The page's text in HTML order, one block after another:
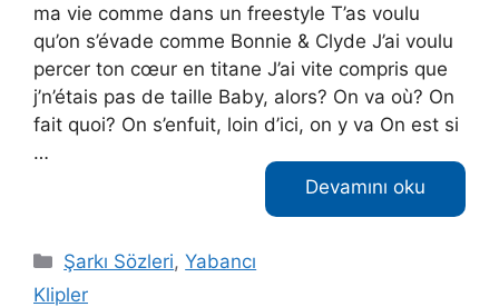
ma vie comme dans un freestyle T’as voulu
qu’on s’évade comme Bonnie & Clyde J’ai voulu
percer ton cœur en titane J’ai vite compris que
j’n’étais pas de taille Baby, alors? On va où? On
fait quoi? On s’enfuit, loin d’ici, on y va On est si
…
Devamını oku
Kategoriler
Şarkı Sözleri,Yabancı
Klipler